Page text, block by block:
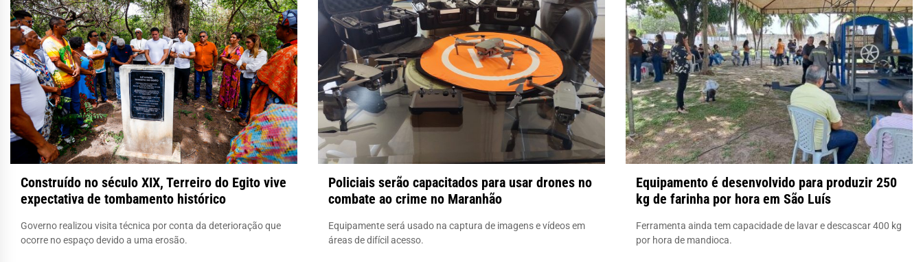
Construído no século XIX, Terreiro do Egito vive
expectativa de tombamento histórico
Governo realizou visita técnica por conta da deterioração que
ocorre no espaço devido a uma erosão.
Policiais serão capacitados para usar drones no
combate ao crime no Maranhão
Equipamente será usado na captura de imagens e vídeos em
áreas de difícil acesso.
Equipamento é desenvolvido para produzir 250
kg de farinha por hora em São Luís
Ferramenta ainda tem capacidade de lavar e descascar 400 kg
por hora de mandioca.